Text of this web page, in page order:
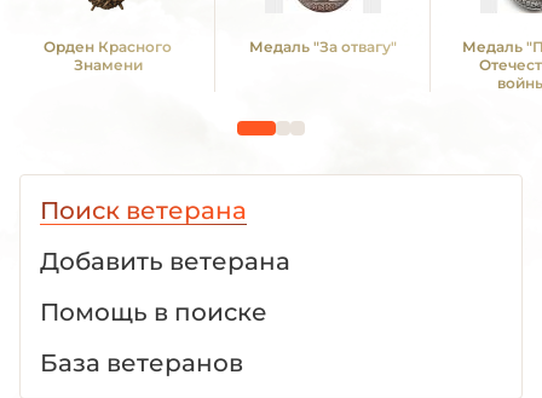
Орден Красного
Знамени
Медаль "За отвагу"
Медаль
Поиск ветерана
Добавить ветерана
Помощь в поиске
База ветеранов